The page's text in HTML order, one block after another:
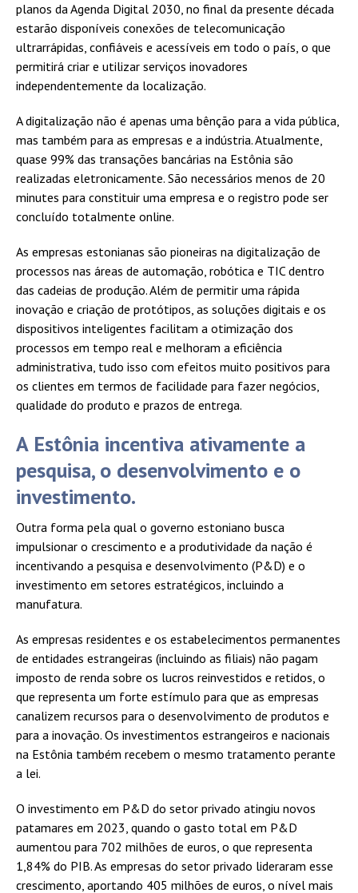
planos da Agenda Digital 2030, no final da presente década
estarão disponíveis conexões de telecomunicação
ultrarrápidas, confiáveis e acessíveis em todo o país, o que
permitirá criar e utilizar serviços inovadores
independentemente da localização.
A digitalização não é apenas uma bênção para a vida pública,
mas também para as empresas e a indústria. Atualmente,
quase 99% das transações bancárias na Estônia são
realizadas eletronicamente. São necessários menos de 20
minutes para constituir uma empresa e o registro pode ser
concluído totalmente online.
As empresas estonianas são pioneiras na digitalização de
processos nas áreas de automação, robótica e TIC dentro
das cadeias de produção. Além de permitir uma rápida
inovação e criação de protótipos, as soluções digitais e os
dispositivos inteligentes facilitam a otimização dos
processos em tempo real e melhoram a eficiência
administrativa, tudo isso com efeitos muito positivos para
os clientes em termos de facilidade para fazer negócios,
qualidade do produto e prazos de entrega.
A Estônia incentiva ativamente a
pesquisa, o desenvolvimento e o
investimento.
Outra forma pela qual o governo estoniano busca
impulsionar o crescimento e a produtividade da nação é
incentivando a pesquisa e desenvolvimento (P&D) e o
investimento em setores estratégicos, incluindo a
manufatura.
As empresas residentes e os estabelecimentos permanentes
de entidades estrangeiras (incluindo as filiais) não pagam
imposto de renda sobre os lucros reinvestidos e retidos, o
que representa um forte estímulo para que as empresas
canalizem recursos para o desenvolvimento de produtos e
para a inovação. Os investimentos estrangeiros e nacionais
na Estônia também recebem o mesmo tratamento perante
a lei.
O investimento em P&D do setor privado atingiu novos
patamares em 2023, quando o gasto total em P&D
aumentou para 702 milhões de euros, o que representa
1,84% do PIB. As empresas do setor privado lideraram esse
crescimento, aportando 405 milhões de euros, o nível mais